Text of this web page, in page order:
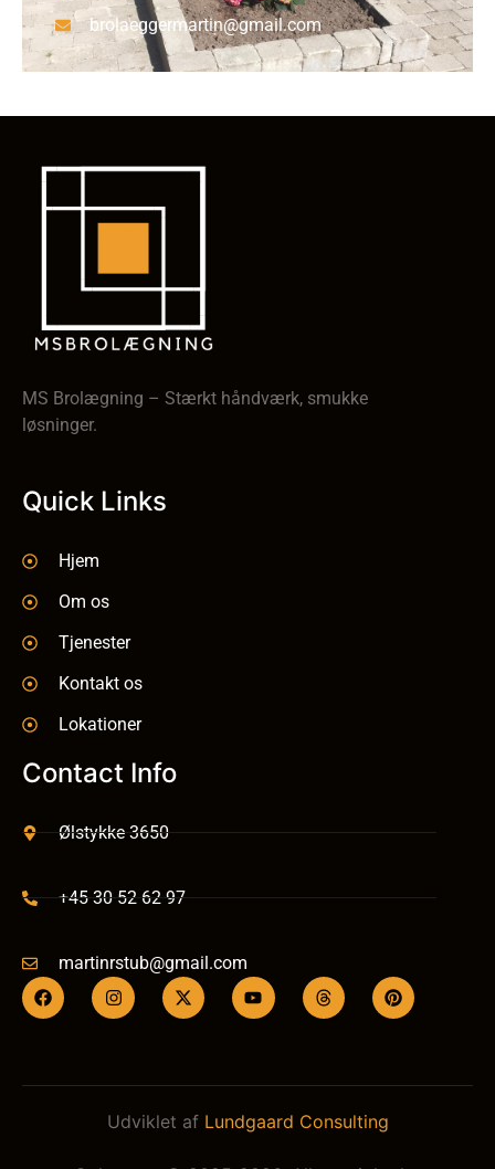
brolaeggermartin@gmail.com
MS Brolægning – Stærkt håndværk, smukke
løsninger.
Quick Links
Hjem
Om os
Tjenester
Kontakt os
Lokationer
Contact Info
Ølstykke 3650
+45 30 52 62 97
martinrstub@gmail.com
Udviklet af Lundgaard Consulting